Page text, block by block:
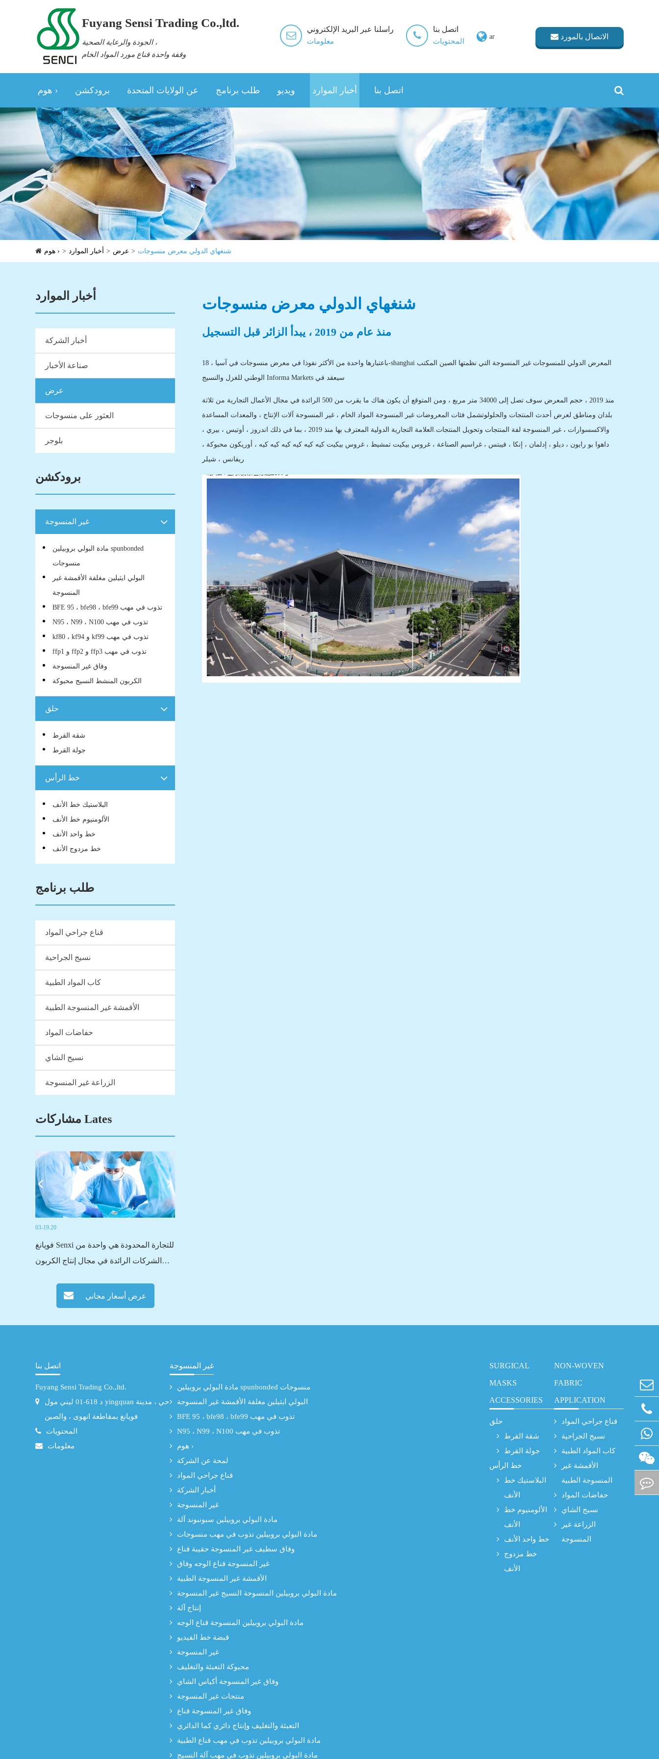
Fuyang Sensi Trading Co.,ltd.
الجودة والرعاية الصحية ،
وقفة واحدة قناع مورد المواد الخام
راسلنا عبر البريد الإلكتروني
معلومات
اتصل بنا
المحتويات
ar الاتصال بالمورد
هوم › برودكشن عن الولايات المتحدة طلب برنامج ويديو أخبار الموارد اتصل بنا
هوم › أخبار الموارد عرض شنغهاي الدولي معرض منسوجات
أخبار الموارد
أخبار الشركة
صناعة الأخبار
عرض
العثور على منسوجات
بلوجر
برودكشن
غير المنسوجة
مادة البولي بروبيلين spunbonded
منسوجات
البولي ايثيلين مغلفة الأقمشة غير
المنسوجة
BFE 95 ، bfe98 ، bfe99 تذوب في مهب
N95 ، N99 ، N100 تذوب في مهب
kf80 ، kf94 و kf99 تذوب في مهب
ffp1 و ffp2 و ffp3 تذوب في مهب
وفاق غير المنسوجة
الكربون المنشط النسيج محبوكة
حلق
شقة القرط
جولة القرط
خط الرأس
البلاستيك خط الأنف
الألومنيوم خط الأنف
خط واحد الأنف
خط مزدوج الأنف
طلب برنامج
قناع جراحي المواد
نسيج الجراحية
كاب المواد الطبية
الأقمشة غير المنسوجة الطبية
حفاضات المواد
نسيج الشاي
الزراعة غير المنسوجة
مشاركات Lates
03-19.20
فويانغ Senxi للتجارة المحدودة هي واحدة من
الشركات الرائدة في مجال إنتاج الكربون
المصنوعة من ألياف الكربون المنشط ، واحد
هو الكربون المنشط الأقمشة غير المنسوجة
العادية ، والآخر هو ���
عرض أسعار مجاني
شنغهاي الدولي معرض منسوجات
منذ عام من 2019 ، يبدأ الزائر قبل التسجيل
باعتبارها واحدة من الأكثر نفوذا في معرض منسوجات في آسيا ، 18-shanghai المعرض الدولي للمنسوجات غير المنسوجة التي نظمتها الصين المكتب
الوطني للغزل والنسيج Informa Markets سيعقد في
منذ 2019 ، حجم المعرض سوف تصل إلى 34000 متر مربع ، ومن المتوقع أن يكون هناك ما يقرب من 500 الرائدة في مجال الأعمال التجارية من ثلاثة
بلدان ومناطق لعرض أحدث المنتجات والحلولوتشمل فئات المعروضات غير المنسوجة المواد الخام ، غير المنسوجة آلات الإنتاج ، والمعدات المساعدة
والاكسسوارات ، غير المنسوجة لفة المنتجات وتحويل المنتجات.العلامة التجارية الدولية المعترف بها منذ 2019 ، بما في ذلك اندروز ، أوتيس ، بيري ،
داهوا بو رايون ، ديلو ، إدلمان ، إنكا ، فيبتس ، غراسيم الصناعة ، غروس بيكيت تمشيط ، غروس بيكيت كيه كيه كيه كيه كيه كيه ، أوريكون محبوكة ،
ريفانس ، شيلر
اتصل بنا
Fuyang Sensi Trading Co.,ltd.
د 618-01 ليني مول yingquan حي ، مدينة
فويانغ بمقاطعة انهوى ، والصين
المحتويات
معلومات
غير المنسوجة
مادة البولي بروبيلين spunbonded منسوجات
البولي ايثيلين مغلفة الأقمشة غير المنسوجة
BFE 95 ، bfe98 ، bfe99 تذوب في مهب
N95 ، N99 ، N100 تذوب في مهب
هوم ›
لمحة عن الشركة
قناع جراحي المواد
أخبار الشركة
غير المنسوجة
مادة البولي بروبيلين سبونبوند آلة
مادة البولي بروبيلين تذوب في مهب منسوجات
وفاق سطيف غير المنسوجة حقيبة قناع
غير المنسوجة قناع الوجه وفاق
الأقمشة غير المنسوجة الطبية
مادة البولي بروبيلين المنسوجة النسيج غير المنسوجة
إنتاج آلة
مادة البولي بروبيلين المنسوجة قناع الوجه
قبضة خط الفيديو
غير المنسوجة
محبوكة التعبئة والتغليف
وفاق غير المنسوجة أكياس الشاي
منتجات غير المنسوجة
وفاق غير المنسوجة قناع
التعبئة والتغليف وإنتاج دائري كما الدائري
مادة البولي بروبيلين تذوب في مهب قناع الطبية
مادة البولي بروبيلين تذوب في مهب آلة النسيج
SURGICAL
MASKS
ACCESSORIES
حلق
شقة القرط
جولة القرط
خط الرأس
البلاستيك خط
الأنف
الألومنيوم خط
الأنف
خط واحد الأنف
خط مزدوج
الأنف
NON-WOVEN
FABRIC
APPLICATION
قناع جراحي المواد
نسيج الجراحية
كاب المواد الطبية
الأقمشة غير
المنسوجة الطبية
حفاضات المواد
نسيج الشاي
الزراعة غير
المنسوجة